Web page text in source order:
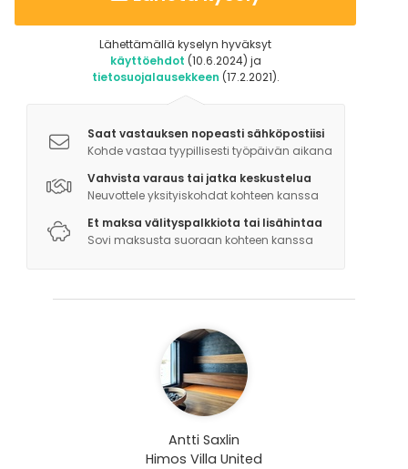
Lähettämällä kyselyn hyväksyt
käyttöehdot (10.6.2024) ja
tietosuojalausekkeen (17.2.2021).
Saat vastauksen nopeasti sähköpostiisi
Kohde vastaa tyypillisesti työpäivän aikana
Vahvista varaus tai jatka keskustelua
Neuvottele yksityiskohdat kohteen kanssa
Et maksa välityspalkkiota tai lisähintaa
Sovi maksusta suoraan kohteen kanssa
Antti Saxlin
Himos Villa United